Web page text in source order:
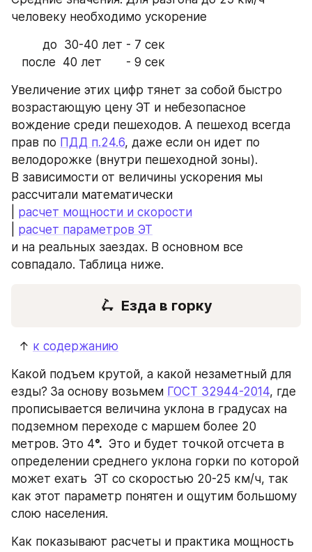
человеку необходимо ускорение
         до  30-40 лет - 7 сек
   после  40 лет       - 9 сек
Увеличение этих цифр тянет за собой быстро
возрастающую цену ЭТ и небезопасное
вождение среди пешеходов. А пешеход всегда
прав по ПДД п.24.6, даже если он идет по
велодорожке (внутри пешеходной зоны).
В зависимости от величины ускорения мы
рассчитали математически
расчет мощности и скорости
расчет параметров ЭТ
и на реальных заездах. В основном все
совпадало. Таблица ниже.
🛴 Езда в горку
  ↑
к содержанию
Какой подъем крутой, а какой незаметный для
езды? За основу возьмем ГОСТ 32944-2014, где
прописывается величина уклона в градусах на
подземном переходе с маршем более 20
метров. Это 4°. Это и будет точкой отсчета в
определении среднего уклона горки по которой
может ехать  ЭТ со скоростью 20-25 км/ч, так
как этот параметр понятен и ощутим большому
слою населения.
Как показывают расчеты и практика мощность